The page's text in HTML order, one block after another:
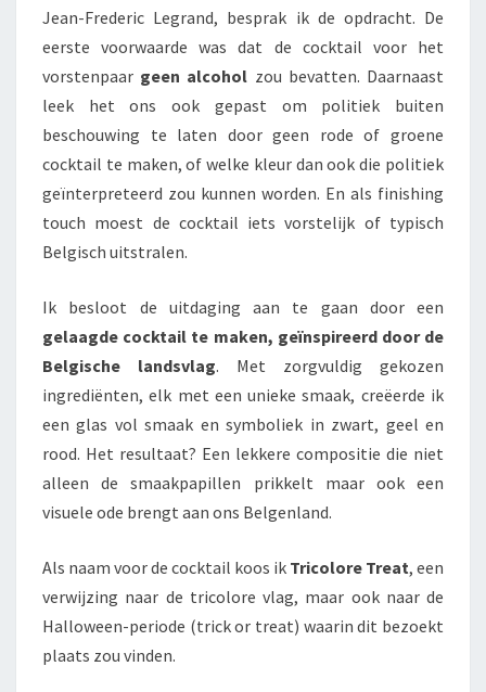
Jean-Frederic Legrand, besprak ik de opdracht. De
eerste voorwaarde was dat de cocktail voor het
vorstenpaar geen alcohol zou bevatten. Daarnaast
leek het ons ook gepast om politiek buiten
beschouwing te laten door geen rode of groene
cocktail te maken, of welke kleur dan ook die politiek
geïnterpreteerd zou kunnen worden. En als finishing
touch moest de cocktail iets vorstelijk of typisch
Belgisch uitstralen.
Ik besloot de uitdaging aan te gaan door een
gelaagde cocktail te maken, geïnspireerd door de
Belgische landsvlag. Met zorgvuldig gekozen
ingrediënten, elk met een unieke smaak, creëerde ik
een glas vol smaak en symboliek in zwart, geel en
rood. Het resultaat? Een lekkere compositie die niet
alleen de smaakpapillen prikkelt maar ook een
visuele ode brengt aan ons Belgenland.
Als naam voor de cocktail koos ik Tricolore Treat, een
verwijzing naar de tricolore vlag, maar ook naar de
Halloween-periode (trick or treat) waarin dit bezoekt
plaats zou vinden.